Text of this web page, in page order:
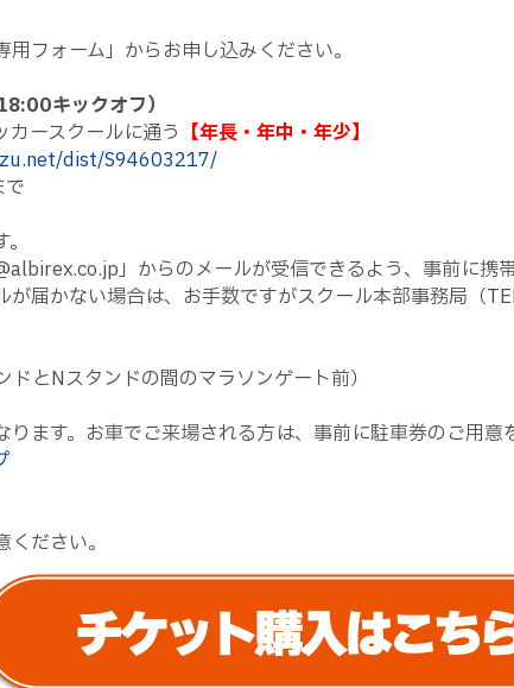
フォーム」からお申し込みください。
キックオフ）
カースクールに通う 【年長・年中・年少】
dist/S94603217/
」からのメールが受信できるよう、事前に携
届かない場合は、お手数ですがスクール本部事務局（
とNスタンドの間のマラソンゲート前）
ます。お車でご来場される方は、事前に駐車券のご用意
ださい。